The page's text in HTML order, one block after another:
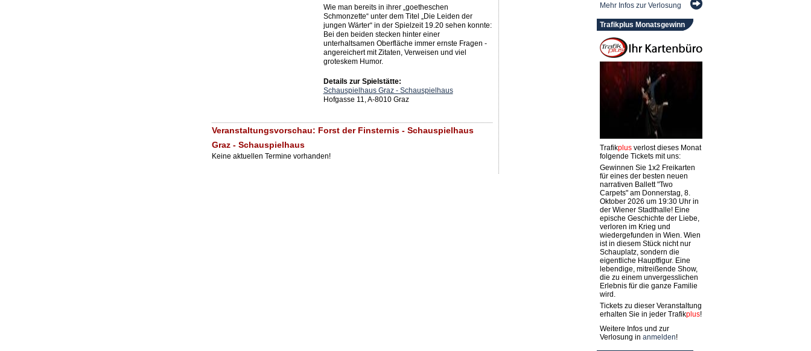
Wie man bereits in ihrer „goetheschen
Schmonzette“ unter dem Titel „Die Leiden der
jungen Wärter“ in der Spielzeit 19.20 sehen konnte:
Bei den beiden stecken hinter einer
unterhaltsamen Oberfläche immer ernste Fragen -
angereichert mit Zitaten, Verweisen und viel
groteskem Humor.
Details zur Spielstätte:
Schauspielhaus Graz - Schauspielhaus
Hofgasse 11, A-8010 Graz
Veranstaltungsvorschau: Forst der Finsternis - Schauspielhaus
Graz - Schauspielhaus
Keine aktuellen Termine vorhanden!
Mehr Infos zur Verlosung
Trafikplus Monatsgewinn
Trafikplusverlost dieses Monat
folgende Tickets mit uns:
Gewinnen Sie 1x2 Freikarten
für eines der besten neuen
narrativen Ballett "Two
Carpets" am Donnerstag, 8.
Oktober 2026 um 19:30 Uhr in
der Wiener Stadthalle! Eine
epische Geschichte der Liebe,
verloren im Krieg und
wiedergefunden in Wien. Wien
ist in diesem Stück nicht nur
Schauplatz, sondern die
eigentliche Hauptfigur. Eine
lebendige, mitreißende Show,
die zu einem unvergesslichen
Erlebnis für die ganze Familie
wird.
Tickets zu dieser Veranstaltung
erhalten Sie in jeder Trafikplus!
Weitere Infos und zur
Verlosung in anmelden!